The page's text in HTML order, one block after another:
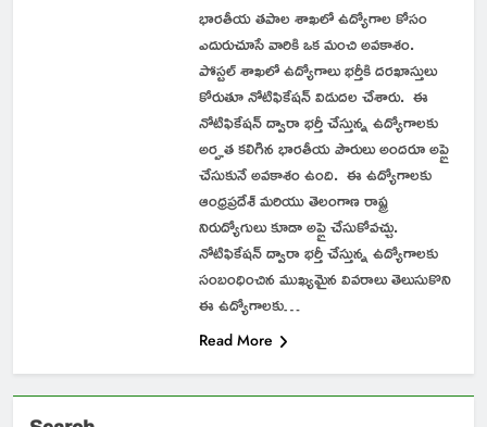
భారతీయ తపాల శాఖలో ఉద్యోగాల కోసం
ఎదురుచూసే వారికి ఒక మంచి అవకాశం.
పోస్టల్ శాఖలో ఉద్యోగాలు భర్తీకి దరఖాస్తులు
కోరుతూ నోటిఫికేషన్ విడుదల చేశారు. ఈ
నోటిఫికేషన్ ద్వారా భర్తీ చేస్తున్న ఉద్యోగాలకు
అర్హత కలిగిన భారతీయ పౌరులు అందరూ అప్లై
చేసుకునే అవకాశం ఉంది. ఈ ఉద్యోగాలకు
ఆంధ్రప్రదేశ్ మరియు తెలంగాణ రాష్ట్ర
నిరుద్యోగులు కూడా అప్లై చేసుకోవచ్చు.
నోటిఫికేషన్ ద్వారా భర్తీ చేస్తున్న ఉద్యోగాలకు
సంబంధించిన ముఖ్యమైన వివరాలు తెలుసుకొని
ఈ ఉద్యోగాలకు…
Read More